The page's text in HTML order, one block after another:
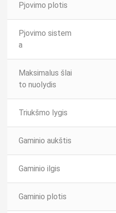
Pjovimo plotis
Pjovimo sistem
a
Maksimalus šlai
to nuolydis
Triukšmo lygis
Gaminio aukštis
Gaminio ilgis
Gaminio plotis